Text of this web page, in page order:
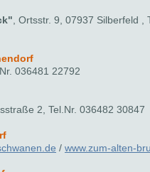
, Ortsstr. 9, 07937 Silberfeld ,
036481 22792
2, Tel.Nr. 036482 30847
/ www.zum-alten-